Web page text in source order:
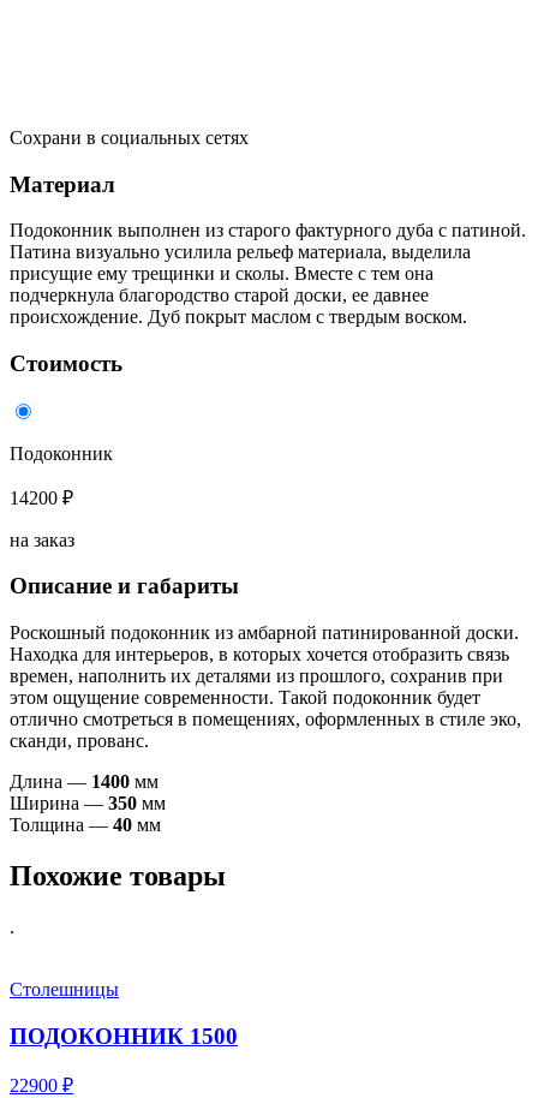
Сохрани в социальных сетях
Материал
Подоконник выполнен из старого фактурного дуба с патиной.
Патина визуально усилила рельеф материала, выделила
присущие ему трещинки и сколы. Вместе с тем она
подчеркнула благородство старой доски, ее давнее
происхождение. Дуб покрыт маслом с твердым воском.
Стоимость
Подоконник
14200 ₽
на заказ
Описание и габариты
Роскошный подоконник из амбарной патинированной доски.
Находка для интерьеров, в которых хочется отобразить связь
времен, наполнить их деталями из прошлого, сохранив при
этом ощущение современности. Такой подоконник будет
отлично смотреться в помещениях, оформленных в стиле эко,
сканди, прованс.
Длина — 1400 мм
Ширина — 350 мм
Толщина — 40 мм
Похожие товары
.
Столешницы
ПОДОКОННИК 1500
22900 ₽